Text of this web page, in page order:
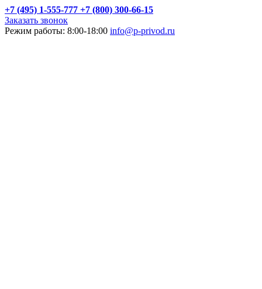
+7 (495) 1-555-777 +7 (800) 300-66-15
Заказать звонок
Режим работы: 8:00-18:00 info@p-privod.ru